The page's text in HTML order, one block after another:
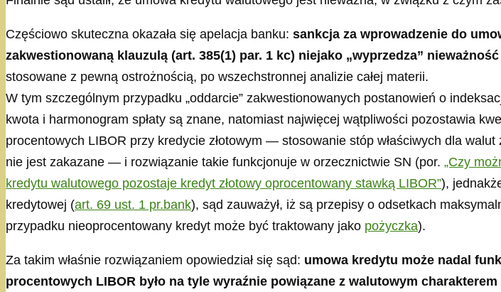
Częściowo skuteczna okazała się apelacja banku: sankcja za wprowadzenie do
zakwestionowaną klauzulą (art. 385(1) par. 1 kc) niejako „wyprzedza”
stosowane z pewną ostrożnością, po wszechstronnej analizie całej materii.
W tym szczególnym przypadku „oddarcie” zakwestionowanych postanowień o
kwota i harmonogram spłaty są znane, natomiast najwięcej wątpliwości pozostawia
procentowych LIBOR przy kredycie złotowym — stosowanie stóp właściwych dla
nie jest zakazane — i rozwiązanie takie funkcjonuje w orzecznictwie SN (por. „Czy
kredytu walutowego pozostaje kredyt złotowy oprocentowany stawką LIBOR”),
kredytowej (art. 69 ust. 1 pr.bank), sąd zauważył, iż są przepisy o odsetkach
przypadku nieoprocentowany kredyt może być traktowany jako pożyczka).
Za takim właśnie rozwiązaniem opowiedział się sąd: umowa kredytu może nadal
procentowych LIBOR było na tyle wyraźnie powiązane z walutowym